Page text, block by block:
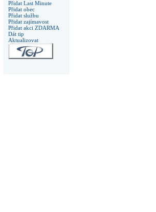
Přidat Last Minute
Přidat obec
Přidat službu
Přidat zajímavost
Přidat akci ZDARMA
Dát tip
Aktualizovat